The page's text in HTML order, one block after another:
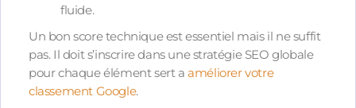
fluide.
Un bon score technique est essentiel mais il ne suffit
pas. Il doit s’inscrire dans une stratégie SEO globale
pour chaque élément sert aaméliorer votre
classement Google.